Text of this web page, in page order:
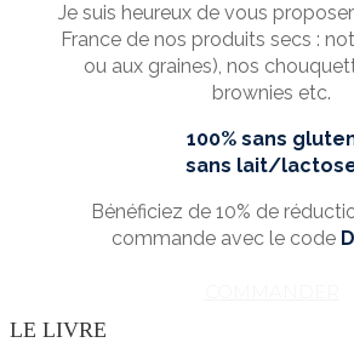
Je suis heureux de vous
France de nos produits secs :
ou aux graines), nos
brownies etc.
100% sans
sans lait/
Bénéficiez de 10% de
commande avec le code
LE LIVRE